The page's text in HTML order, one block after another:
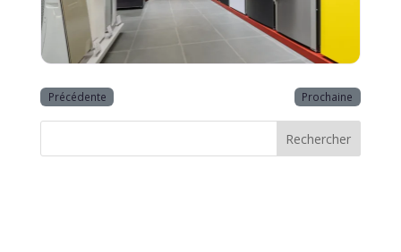
Précédente Prochaine
Rechercher